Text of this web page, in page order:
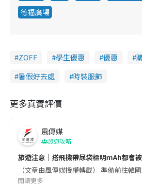
德福廣場
ZOFF 學生優惠 優惠
暑假好去處
時裝服飾
更多真實評價
風傳媒
旅遊攻略
旅遊注意｜搭飛機帶尿袋標明mAh都會
（文章由風傳媒授權轉載） 準備前往
閱讀更多